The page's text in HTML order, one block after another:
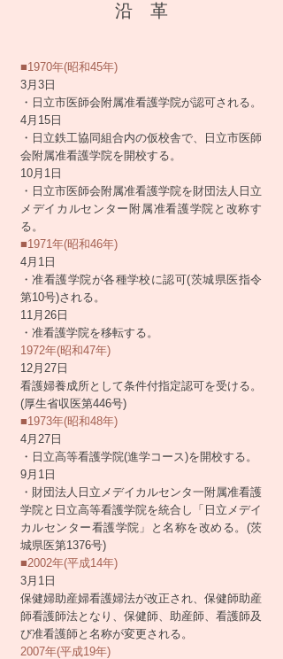
沿 革
■1970年(昭和45年)
3月3日
・日立市医師会附属准看護学院が認可される。
4月15日
・日立鉄工協同組合内の仮校舎で、日立市医師
会附属准看護学院を開校する。
10月1日
・日立市医師会附属准看護学院を財団法人日立
メデイカルセンター附属准看護学院と改称す
る。
■1971年(昭和46年)
4月1日
・准看護学院が各種学校に認可(茨城県医指令
第10号)される。
11月26日
・准看護学院を移転する。
1972年(昭和47年)
12月27日
看護婦養成所として条件付指定認可を受ける。
(厚生省収医第446号)
■1973年(昭和48年)
4月27日
・日立高等看護学院(進学コース)を開校する。
9月1日
・財団法人日立メデイカルセンタ一附属准看護
学院と日立高等看護学院を統合し「日立メデイ
カルセンター看護学院」と名称を改める。(茨
城県医第1376号)
■2002年(平成14年)
3月1日
保健婦助産婦看護婦法が改正され、保健師助産
師看護師法となり、保健師、助産師、看護師及
び准看護師と名称が変更される。
2007年(平成19年)